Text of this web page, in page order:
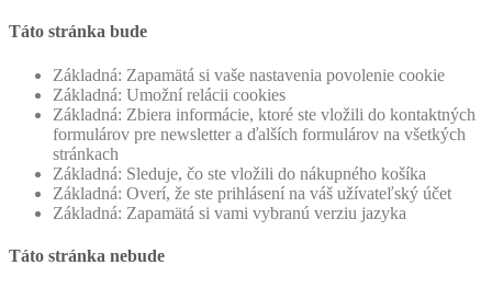
Táto stránka bude
Základná: Zapamätá si vaše nastavenia povolenie cookie
Základná: Umožní relácii cookies
Základná: Zbiera informácie, ktoré ste vložili do kontaktných
formulárov pre newsletter a ďalších formulárov na všetkých
stránkach
Základná: Sleduje, čo ste vložili do nákupného košíka
Základná: Overí, že ste prihlásení na váš užívateľský účet
Základná: Zapamätá si vami vybranú verziu jazyka
Táto stránka nebude